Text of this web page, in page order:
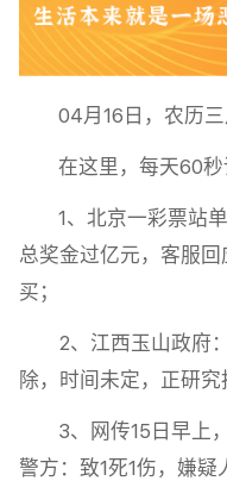
04月16日，农历三
在这里，每天60秒
1、北京一彩票站
总奖金过亿元，客服
买；
2、江西玉山政府
除，时间未定，正研究
3、网传15日早上
警方：致1死1伤，嫌疑